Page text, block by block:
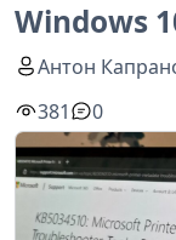
Windows
Антон
381
0